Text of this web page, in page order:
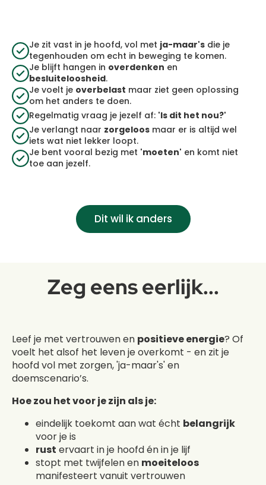
Je zit vast in je hoofd, vol met ja-maar's die je
tegenhouden om echt in beweging te komen.
Je blijft hangen in overdenken en
besluiteloosheid.
Je voelt je overbelast maar ziet geen oplossing
om het anders te doen.
Regelmatig vraag je jezelf af: 'Is dit het nou?'
Je verlangt naar zorgeloos maar er is altijd wel
iets wat niet lekker loopt.
Je bent vooral bezig met 'moeten' en komt niet
toe aan jezelf.
Dit wil ik anders
Zeg eens eerlijk...
Leef je met vertrouwen en positieve energie? Of
voelt het alsof het leven je overkomt - en zit je
hoofd vol met zorgen, 'ja-maar's' en
doemscenario’s.
Hoe zou het voor je zijn als je:
eindelijk toekomt aan wat écht belangrijk
voor je is
rust ervaart in je hoofd én in je lijf
stopt met twijfelen en moeiteloos
manifesteert vanuit vertrouwen